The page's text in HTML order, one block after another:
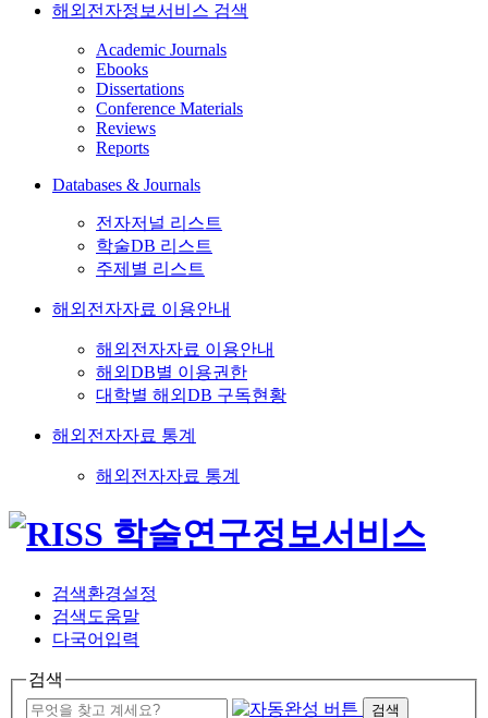
해외전자정보서비스 검색
Academic Journals
Ebooks
Dissertations
Conference Materials
Reviews
Reports
Databases & Journals
전자저널 리스트
학술DB 리스트
주제별 리스트
해외전자자료 이용안내
해외전자자료 이용안내
해외DB별 이용권한
대학별 해외DB 구독현황
해외전자자료 통계
해외전자자료 통계
검색환경설정
검색도움말
다국어입력
검색
검색